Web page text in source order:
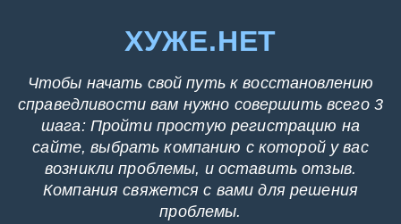
ХУЖЕ.НЕТ
Чтобы начать свой путь к восстановлению
справедливости вам нужно совершить всего 3
шага: Пройти простую регистрацию на
сайте, выбрать компанию с которой у вас
возникли проблемы, и оставить отзыв.
Компания свяжется с вами для решения
проблемы.